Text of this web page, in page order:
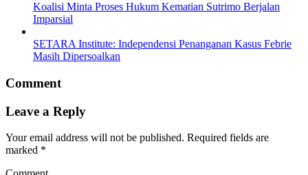
Koalisi Minta Proses Hukum Kematian Sutrimo Berjalan
Imparsial
SETARA Institute: Independensi Penanganan Kasus Febrie
Masih Dipersoalkan
Comment
Leave a Reply
Your email address will not be published. Required fields are
marked *